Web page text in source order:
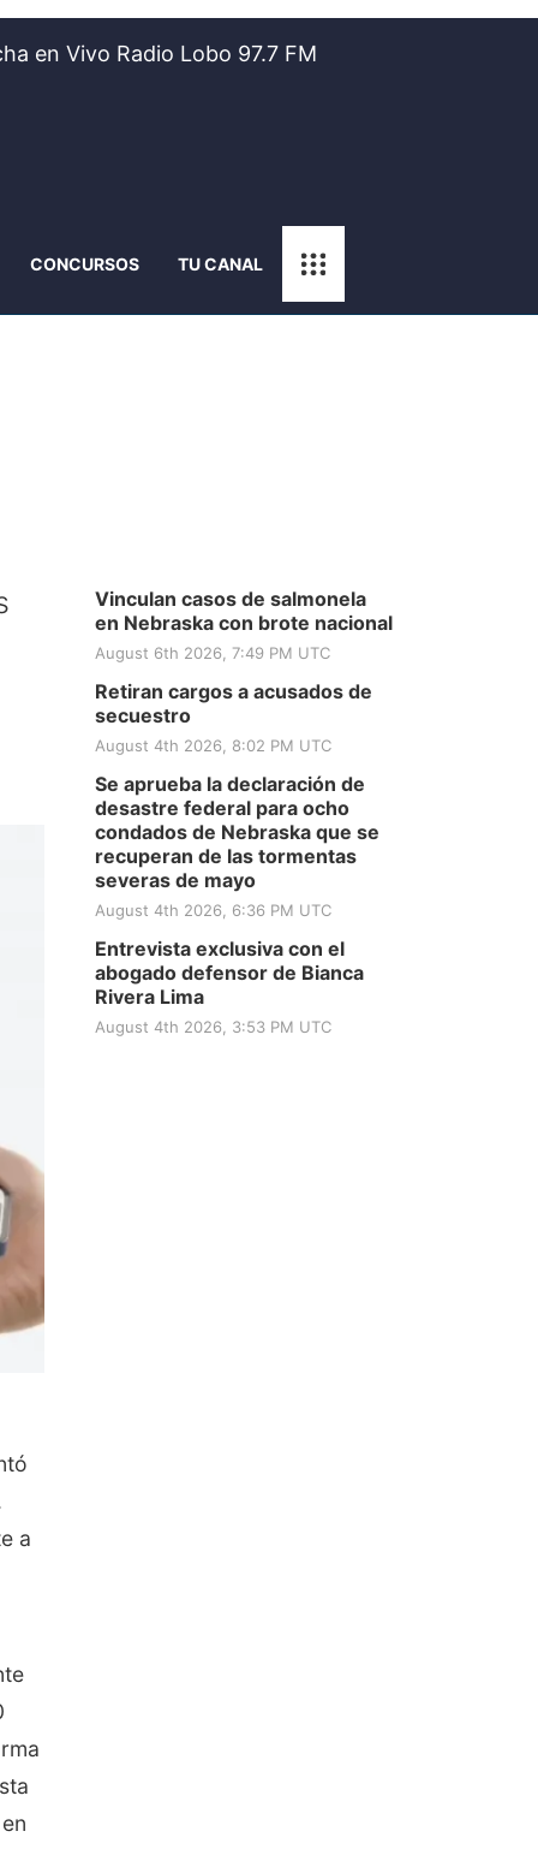
en Vivo Radio Lobo 97.7 FM
CONCURSOS TU CANAL
a
Vinculan casos de salmonela
en Nebraska con brote nacional
August 6th 2026, 7:49 PM UTC
Retiran cargos a acusados de
secuestro
August 4th 2026, 8:02 PM UTC
Se aprueba la declaración de
desastre federal para ocho
condados de Nebraska que se
recuperan de las tormentas
severas de mayo
August 4th 2026, 6:36 PM UTC
Entrevista exclusiva con el
abogado defensor de Bianca
Rivera Lima
August 4th 2026, 3:53 PM UTC